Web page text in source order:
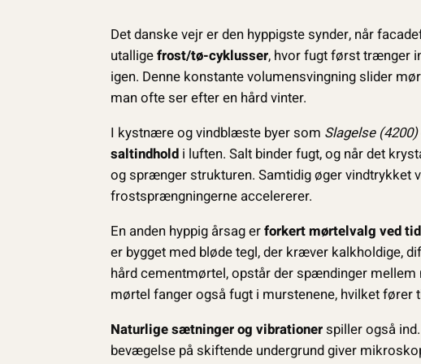
Det danske vejr er den hyppigste synder, når
utalligefrost/tø-cyklusser, hvor fugt først trænger
igen. Denne konstante volumensvingning slider
man ofte ser efter en hård vinter.
I kystnære og vindblæste byer som Slagelse (4200)
saltindhold i luften. Salt binder fugt, og når det
og sprænger strukturen. Samtidig øger vindtrykket
frostsprængningerne accelererer.
En anden hyppig årsag erforkert mørtelvalg ved
er bygget med bløde tegl, der kræver kalkholdige,
hård cementmørtel, opstår der spændinger
mørtel fanger også fugt i murstenene, hvilket
Naturlige sætninger og vibrationerspiller også
bevægelse på skiftende undergrund giver